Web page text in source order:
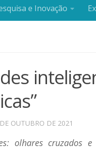
e Inovação
OUTUBRO DE 2021
olhares cruzados e